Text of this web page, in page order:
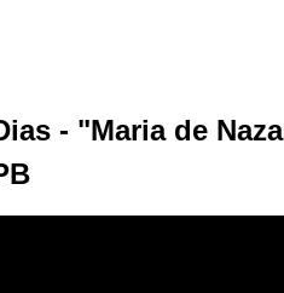
- "Maria de